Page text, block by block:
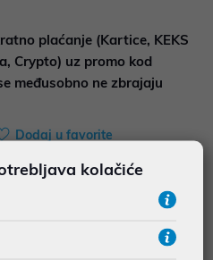
plaćanje (Kartice, KEKS
Crypto) uz promo kod
međusobno ne zbrajaju
Dodaj u favorite
mj. već od
kolačiće